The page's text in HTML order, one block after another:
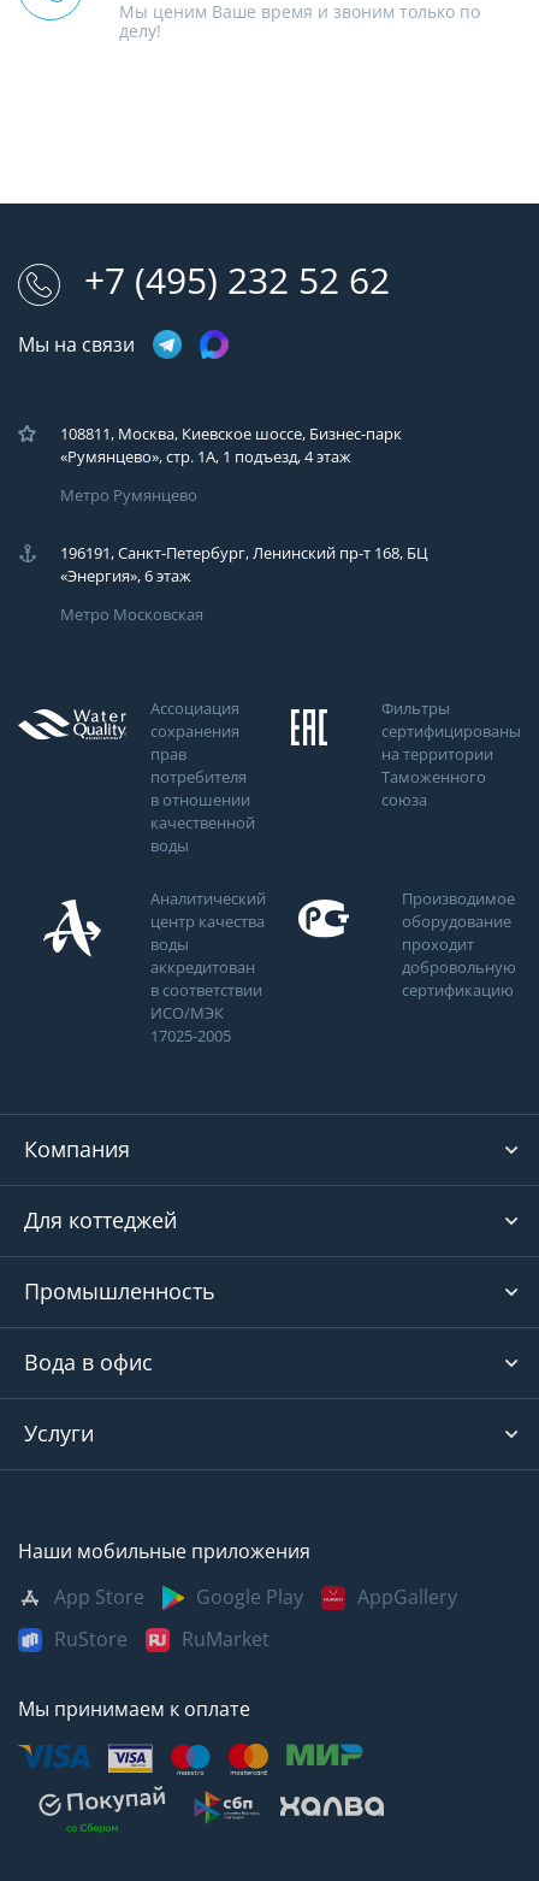
Мы ценим Ваше время и звоним только по
делу!
+7 (495) 232 52 62
Мы на связи
108811, Москва, Киевское шоссе, Бизнес-парк
«Румянцево», стр. 1А, 1 подъезд, 4 этаж
Метро Румянцево
196191, Санкт-Петербург, Ленинский пр-т 168, БЦ
«Энергия», 6 этаж
Метро Московская
Ассоциация
сохранения
прав
потребителя
в отношении
качественной
воды
Фильтры
сертифицированы
на территории
Таможенного
союза
Аналитический
центр качества
воды
аккредитован
в соответствии
ИСО/МЭК
17025-2005
Производимое
оборудование
проходит
добровольную
сертификацию
Компания
Для коттеджей
Промышленность
Вода в офис
Услуги
Наши мобильные приложения
App Store
Google Play
AppGallery
RuStore
RuMarket
Мы принимаем к оплате